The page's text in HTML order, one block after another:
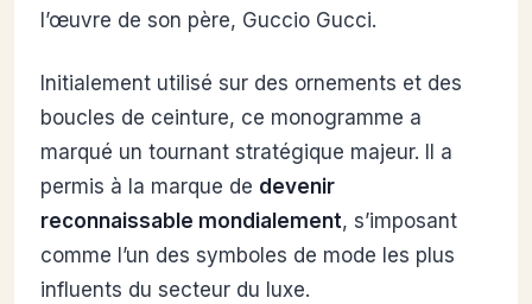
l’œuvre de son père, Guccio Gucci.
Initialement utilisé sur des ornements et des
boucles de ceinture, ce monogramme a
marqué un tournant stratégique majeur. Il a
permis à la marque de devenir
reconnaissable mondialement, s’imposant
comme l’un des symboles de mode les plus
influents du secteur du luxe.